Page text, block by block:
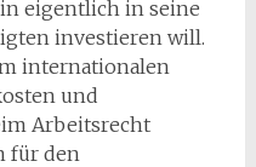
eigentlich in seine
investieren will.
internationalen
und
Arbeitsrecht
für den